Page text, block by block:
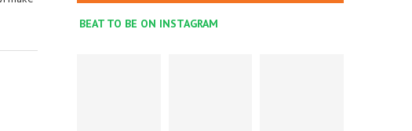
BEAT TO BE ON INSTAGRAM